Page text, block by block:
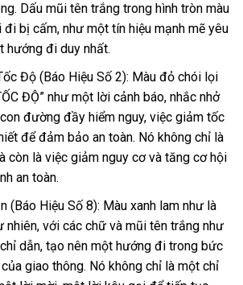
Dấu mũi tên trắng trong hình tròn màu
bị cấm, như một tín hiệu mạnh mẽ yêu
hướng đi duy nhất.
Độ (Báo Hiệu Số 2): Màu đỏ chói lọi
ĐỘ” như một lời cảnh báo, nhắc nhở
đường đầy hiểm nguy, việc giảm tốc
để đảm bảo an toàn. Nó không chỉ là
còn là việc giảm nguy cơ và tăng cơ hội
an toàn.
(Báo Hiệu Số 8): Màu xanh lam như là
nhiên, với các chữ và mũi tên trắng như
dẫn, tạo nên một hướng đi trong bức
giao thông. Nó không chỉ là một chỉ